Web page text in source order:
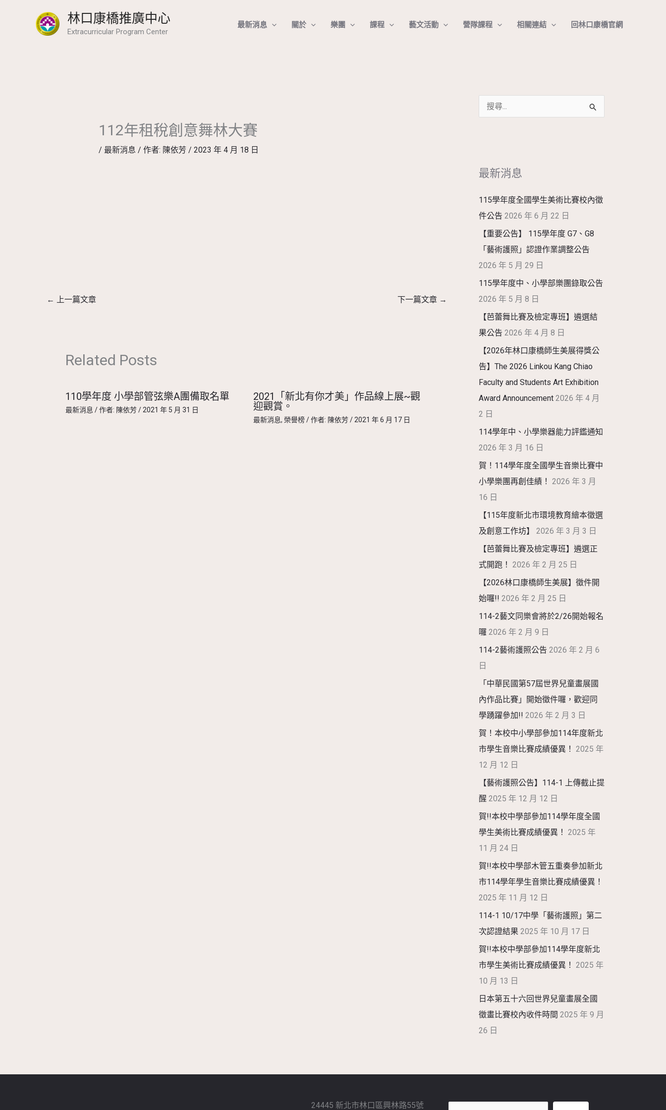
林口康橋推廣中心
Extracurricular Program Center
最新消息 關於 樂團 課程 藝文活動 營隊課程 相關連結 回林口康橋官網
112年租稅創意舞林大賽
/ 最新消息 / 作者: 陳依芳 / 2023 年 4 月 18 日
← 上一篇文章 下一篇文章 →
Related Posts
110學年度 小學部管弦樂A團備取名單
最新消息 / 作者: 陳依芳/2021 年 5 月 31 日
2021「新北有你才美」作品線上展~觀
迎觀賞。
最新消息, 榮譽榜/ 作者: 陳依芳/2021 年 6 月 17 日
字
最新消息
115學年度全國學生美術比賽校內徵
件公告 2026 年 6 月 22 日
【重要公告】 115學年度 G7、G8
「藝術護照」認證作業調整公告
2026 年 5 月 29 日
115學年度中、小學部樂團錄取公告
2026 年 5 月 8 日
【芭蕾舞比賽及檢定專班】遴選結
果公告 2026 年 4 月 8 日
【2026年林口康橋師生美展得獎公
告】The 2026 Linkou Kang Chiao
Faculty and Students Art Exhibition
Award Announcement 2026 年 4 月
2 日
114學年中、小學樂器能力評鑑通知
2026 年 3 月 16 日
賀！114學年度全國學生音樂比賽中
小學樂團再創佳績！ 2026 年 3 月
16 日
【115年度新北市環境教育繪本徵選
及創意工作坊】
2026 年 3 月 3 日
【芭蕾舞比賽及檢定專班】遴選正
式開跑！ 2026 年 2 月 25 日
【2026林口康橋師生美展】徵件開
始囉!! 2026 年 2 月 25 日
114-2藝文同樂會將於2/26開始報名
囉 2026 年 2 月 9 日
114-2藝術護照公告 2026 年 2 月 6
日
「中華民國第57屆世界兒童畫展國
內作品比賽」開始徵件囉，歡迎同
學踴躍參加!! 2026 年 2 月 3 日
賀！本校中小學部參加114年度新北
市學生音樂比賽成績優異！ 2025 年
12 月 12 日
【藝術護照公告】114-1 上傳截止提
醒 2025 年 12 月 12 日
賀!!本校中學部參加114學年度全國
學生美術比賽成績優異！ 2025 年
11 月 24 日
賀!!本校中學部木管五重奏參加新北
市114學年學生音樂比賽成績優異！
2025 年 11 月 12 日
114-1 10/17中學「藝術護照」第二
次認證結果 2025 年 10 月 17 日
賀!!本校中學部參加114學年度新北
市學生美術比賽成績優異！ 2025 年
10 月 13 日
日本第五十六回世界兒童畫展全國
徵畫比賽校內收件時間 2025 年 9 月
26 日
24445 新北市林口區興林路55號